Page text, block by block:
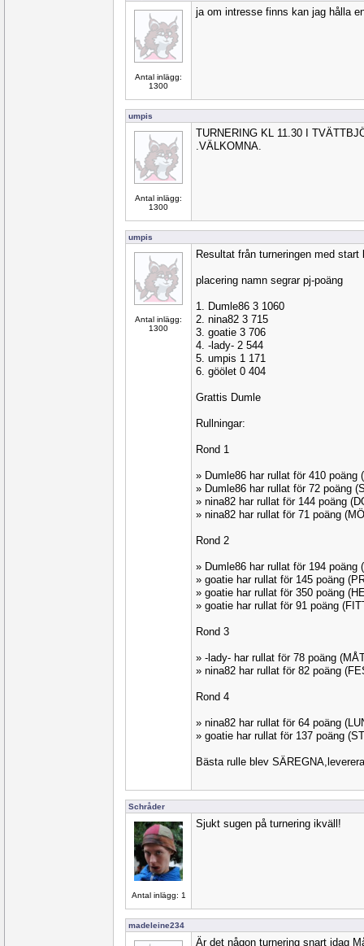
Antal inlägg:
1300
ja om intresse finns kan jag hålla
umpis
Antal inlägg:
1300
TURNERING KL 11.30 I
.VÄLKOMNA.
umpis
Antal inlägg:
1300
Resultat från turneringen med start
placering namn segrar pj-poäng
1. Dumle86 3 1060
2. nina82 3 715
3. goatie 3 706
4. -lady- 2 544
5. umpis 1 171
6. göölet 0 404
Grattis Dumle
Rullningar:
Rond 1
» Dumle86 har rullat för 410 poäng
» Dumle86 har rullat för 72 poäng
» nina82 har rullat för 144 poäng
» nina82 har rullat för 71 poäng
Rond 2
» Dumle86 har rullat för 194 poäng
» goatie har rullat för 145 poäng
» goatie har rullat för 350 poäng
» goatie har rullat för 91 poäng
Rond 3
» -lady- har rullat för 78 poäng
» nina82 har rullat för 82 poäng
Rond 4
» nina82 har rullat för 64 poäng
» goatie har rullat för 137 poäng
Bästa rulle blev
Schråder
Antal inlägg: 1
Sjukt sugen på turnering ikväll!
madeleine234
Är det någon turnering snart idag